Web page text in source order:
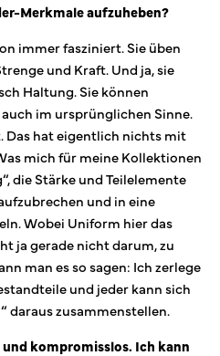
Merkmale aufzuheben?
immer fasziniert. Sie üben
und Kraft. Und ja, sie
Haltung. Sie können
im ursprünglichen Sinne.
Das hat eigentlich nichts mit
mich für meine Kollektionen
die Stärke und Teilelemente
und in eine
Wobei Uniform hier das
ja gerade nicht darum, zu
man es so sagen: Ich zerlege
und jeder kann sich
daraus zusammenstellen.
kompromisslos. Ich kann